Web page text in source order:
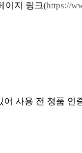
이지 링크(https://
사용 전 정품